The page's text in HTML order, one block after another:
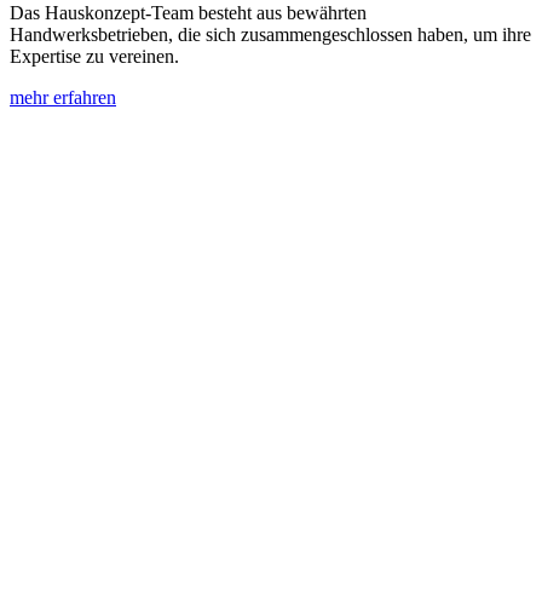
Das Hauskonzept-Team besteht aus bewährten
Handwerksbetrieben, die sich zusammengeschlossen haben, um ihre
Expertise zu vereinen.
mehr erfahren